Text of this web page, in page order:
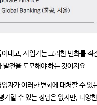
내고, 사업가는 그러한 변화를 적
발전을 도모해야 하는 것이지요.
자가 이러한 변화에 대처할 수 있
가할 수 있는 정답은 없지만, 다양